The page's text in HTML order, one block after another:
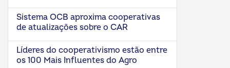
Sistema OCB aproxima cooperativas
de atualizações sobre o CAR
Líderes do cooperativismo estão entre
os 100 Mais Influentes do Agro